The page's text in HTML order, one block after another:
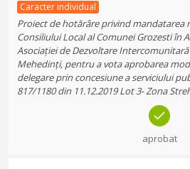
Caracter individual
Proiect de hotărâre privind mandatarea
Consiliului Local al Comunei Grozesti în
Asociației de Dezvoltare
Mehedinți, pentru a vota aprobarea
delegare prin concesiune a serviciului
817/1180 din 11.12.2019 Lot 3- Zona
aprobat